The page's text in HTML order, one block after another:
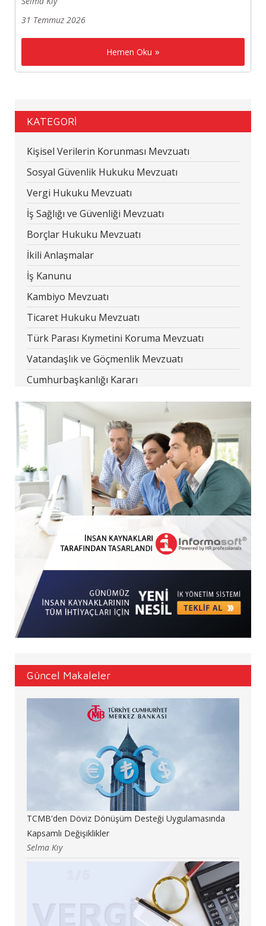
31 Temmuz 2026
Hemen Oku
KATEGORİ
Kişisel Verilerin Korunması Mevzuatı
Sosyal Güvenlik Hukuku Mevzuatı
Vergi Hukuku Mevzuatı
İş Sağlığı ve Güvenliği Mevzuatı
Borçlar Hukuku Mevzuatı
İkili Anlaşmalar
İş Kanunu
Kambiyo Mevzuatı
Ticaret Hukuku Mevzuatı
Türk Parası Kıymetini Koruma Mevzuatı
Vatandaşlık ve Göçmenlik Mevzuatı
Cumhurbaşkanlığı Kararı
Güncel Makaleler
TCMB'den Döviz Dönüşüm Desteği Uygulamasında
Kapsamlı Değişiklikler
Selma Kıy